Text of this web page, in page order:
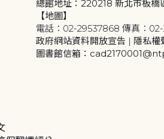
總館地址：220218 新北市板橋
【地圖】
電話：02-29537868 傳真：
政府網站資料開放宣告 | 隱私權
圖書館信箱：